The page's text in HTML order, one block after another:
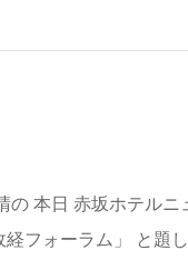
の 本日 赤坂ホテルニ
フォーラム」 と題